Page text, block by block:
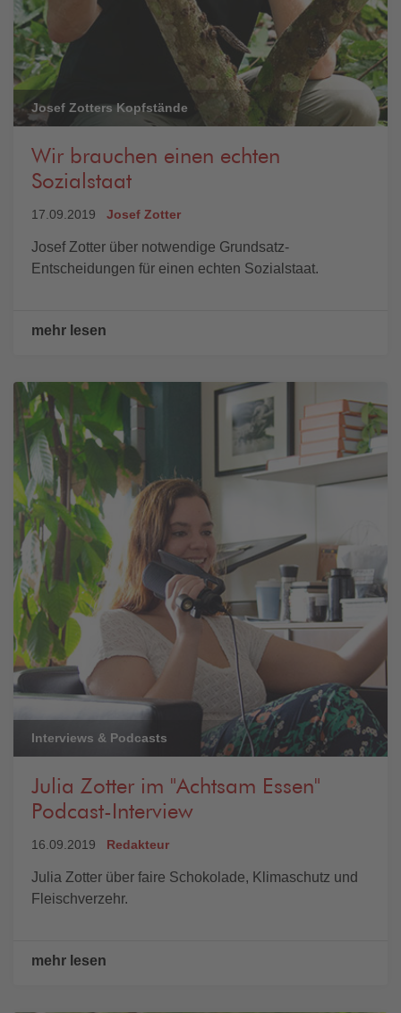
Josef Zotters Kopfstände
Wir brauchen einen echten
Sozialstaat
17.09.2019 Josef Zotter
Josef Zotter über notwendige Grundsatz-
Entscheidungen für einen echten Sozialstaat.
mehr lesen
Interviews & Podcasts
Julia Zotter im "Achtsam Essen"
Podcast-Interview
16.09.2019 Redakteur
Julia Zotter über faire Schokolade, Klimaschutz und
Fleischverzehr.
mehr lesen